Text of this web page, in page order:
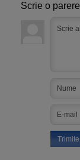
Scrie o parere